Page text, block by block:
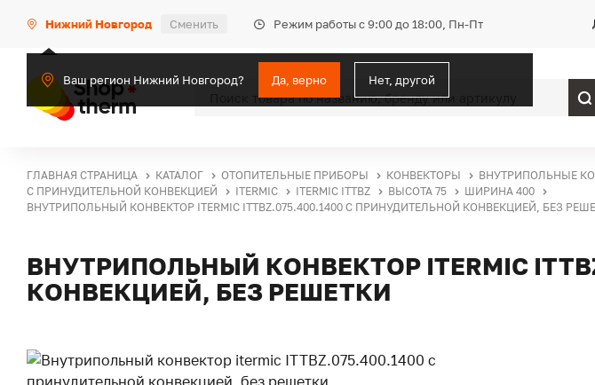
Нижний Новгород Сменить Режим работы с 9:00 до 18:00, Пн-Пт
Ваш регион Нижний Новгород? Да, верно Нет, другой
ГЛАВНАЯ СТРАНИЦА КАТАЛОГ ОТОПИТЕЛЬНЫЕ ПРИБОРЫ КОНВЕКТОРЫ
ВНУТРИПОЛЬНЫЕ
С ПРИНУДИТЕЛЬНОЙ КОНВЕКЦИЕЙ
ITERMIC ITERMIC ITTBZ ВЫСОТА 75
ШИРИНА 400
ВНУТРИПОЛЬНЫЙ КОНВЕКТОР ITERMIC ITTBZ.075.400.1400 С ПРИНУДИТЕЛЬНОЙ КОНВЕКЦИЕЙ, БЕЗ
ВНУТРИПОЛЬНЫЙ КОНВЕКТОР ITERMIC
КОНВЕКЦИЕЙ, БЕЗ РЕШЕТКИ